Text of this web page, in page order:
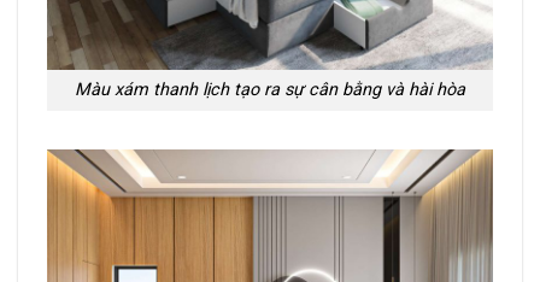
Màu xám thanh lịch tạo ra sự cân bằng và hài hòa